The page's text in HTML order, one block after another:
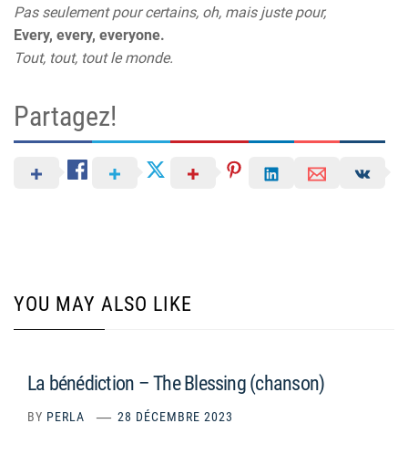
Pas seulement pour certains, oh, mais juste pour,
Every, every, everyone.
Tout, tout, tout le monde.
Partagez!
YOU MAY ALSO LIKE
La bénédiction – The Blessing (chanson)
BY PERLA 28 DÉCEMBRE 2023